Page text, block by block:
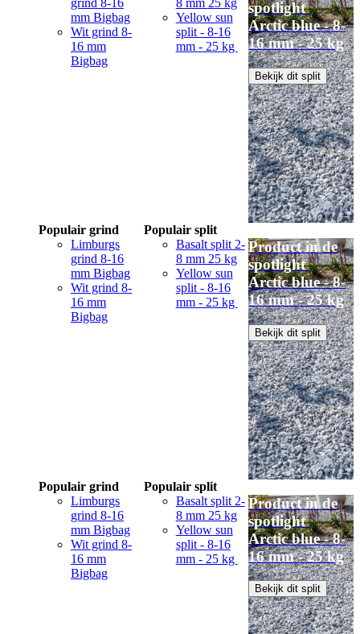
mm Bigbag
Wit grind 8-
16 mm
Bigbag
Yellow sun
split - 8-16
mm - 25 kg
spotlight
Arctic blue - 8-
16 mm - 25 kg
Bekijk dit split
Populair grind
Limburgs
grind 8-16
mm Bigbag
Wit grind 8-
16 mm
Bigbag
Populair split
Basalt split 2-
8 mm 25 kg
Yellow sun
split - 8-16
mm - 25 kg
Product in de
spotlight
Arctic blue - 8-
16 mm - 25 kg
Bekijk dit split
Populair grind
Limburgs
grind 8-16
mm Bigbag
Wit grind 8-
16 mm
Bigbag
Populair split
Basalt split 2-
8 mm 25 kg
Yellow sun
split - 8-16
mm - 25 kg
Product in de
spotlight
Arctic blue - 8-
16 mm - 25 kg
Bekijk dit split